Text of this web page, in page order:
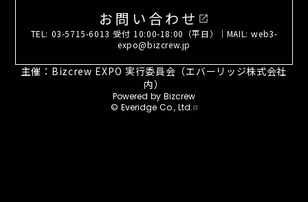
お問い合わせ open_in_new
TEL: 03-5715-6013 受付 10:00-18:00（平日）｜MAIL: web3-
expo@bizcrew.jp
主催：Bizcrew EXPO 実行委員会（エバーリッジ株式会社
内）
Powered by Bizcrew
© Everidge Co., Ltd. open_in_new